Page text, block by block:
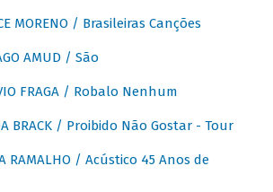
MORENO / Brasileiras Canções
AMUD / São
FRAGA / Robalo Nenhum
BRACK / Proibido Não Gostar - Tour
RAMALHO / Acústico 45 Anos de